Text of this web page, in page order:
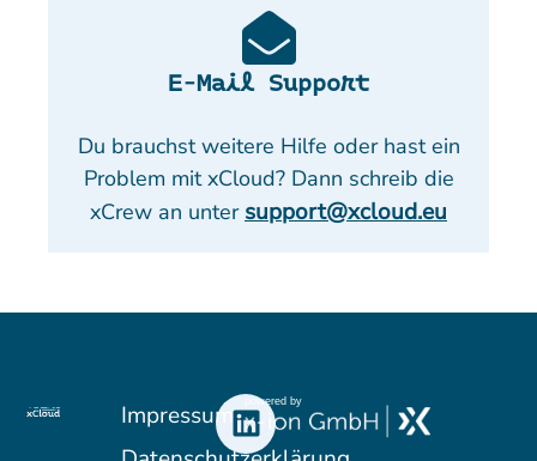
E-Mail Support
Du brauchst weitere Hilfe oder hast ein
Problem mit xCloud? Dann schreib die
xCrew an untersupport@xcloud.eu
Impressum
powered by